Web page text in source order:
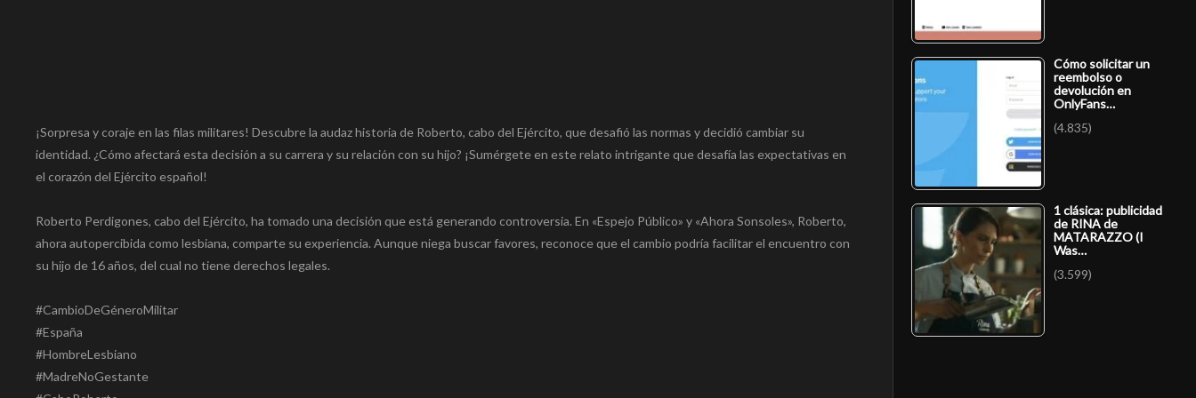
¡Sorpresa y coraje en las filas militares! Descubre la audaz historia de Roberto, cabo del Ejército, que desafió las normas y decidió cambiar su
identidad. ¿Cómo afectará esta decisión a su carrera y su relación con su hijo? ¡Sumérgete en este relato intrigante que desafía las expectativas en
el corazón del Ejército español!
Roberto Perdigones, cabo del Ejército, ha tomado una decisión que está generando controversia. En «Espejo Público» y «Ahora Sonsoles», Roberto,
ahora autopercibida como lesbiana, comparte su experiencia. Aunque niega buscar favores, reconoce que el cambio podría facilitar el encuentro con
su hijo de 16 años, del cual no tiene derechos legales.
#CambioDeGéneroMilitar
#España
#HombreLesbiano
#MadreNoGestante
Cómo solicitar un
reembolso o
devolución en
OnlyFans…
(4.835)
1 clásica: publicidad
de RINA de
MATARAZZO (I
Was…
(3.599)